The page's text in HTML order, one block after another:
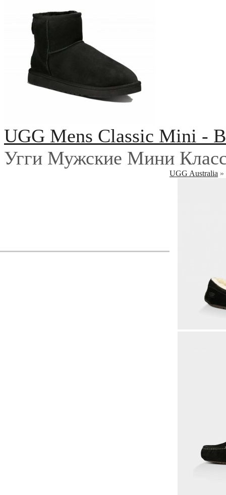
UGG Mens Classic Mini -
Угги Мужские Мини
UGG Australia »